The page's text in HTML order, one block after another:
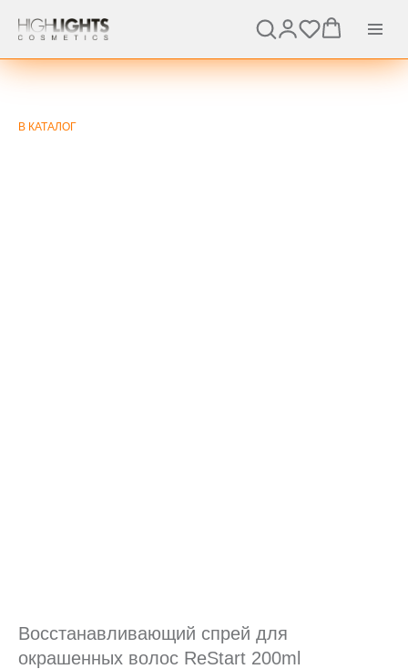
В КАТАЛОГ
Восстанавливающий спрей для
окрашенных волос ReStart 200ml